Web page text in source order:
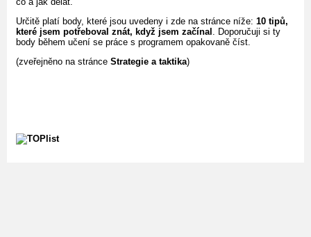
Určitě platí body, které jsou uvedeny i zde na stránce níže: 10 tipů,
které jsem potřeboval znát, když jsem začínal
. Doporučuji si ty
body během učení se práce s programem opakovaně číst.
(zveřejněno na stránce Strategie a taktika)